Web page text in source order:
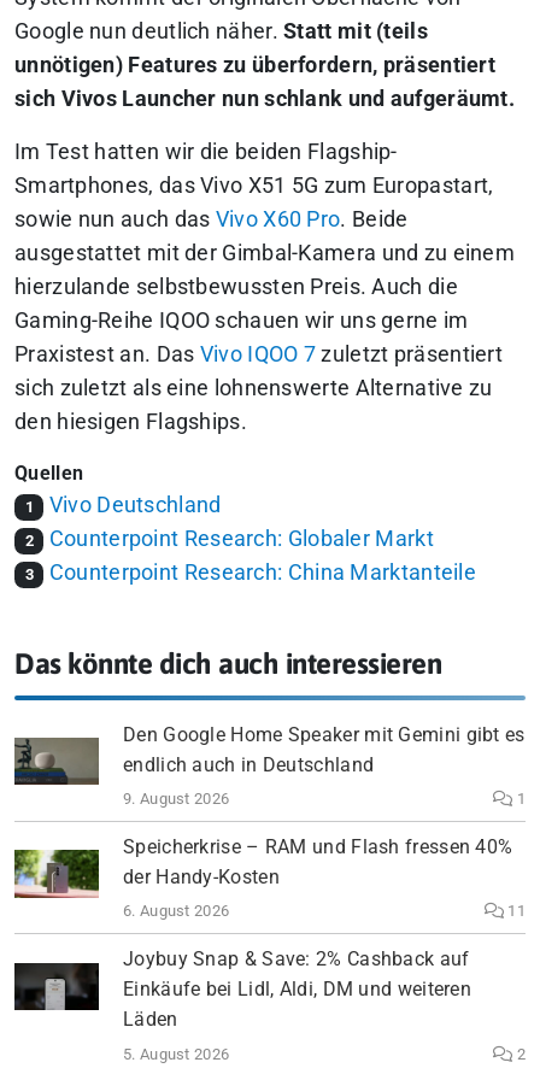
Google nun deutlich näher.Statt mit (teils
unnötigen) Features zu überfordern, präsentiert
sich Vivos Launcher nun schlank und aufgeräumt.
Im Test hatten wir die beiden Flagship-
Smartphones, das Vivo X51 5G zum Europastart,
sowie nun auch das Vivo X60 Pro. Beide
ausgestattet mit der Gimbal-Kamera und zu einem
hierzulande selbstbewussten Preis. Auch die
Gaming-Reihe IQOO schauen wir uns gerne im
Praxistest an. Das Vivo IQOO 7 zuletzt präsentiert
sich zuletzt als eine lohnenswerte Alternative zu
den hiesigen Flagships.
Quellen
1 Vivo Deutschland
2 Counterpoint Research: Globaler Markt
3 Counterpoint Research: China Marktanteile
Das könnte dich auch interessieren
Den Google Home Speaker mit Gemini gibt es
endlich auch in Deutschland
9. August 2026 1
Speicherkrise – RAM und Flash fressen 40%
der Handy-Kosten
6. August 2026 11
Joybuy Snap & Save: 2% Cashback auf
Einkäufe bei Lidl, Aldi, DM und weiteren
Läden
5. August 2026 2